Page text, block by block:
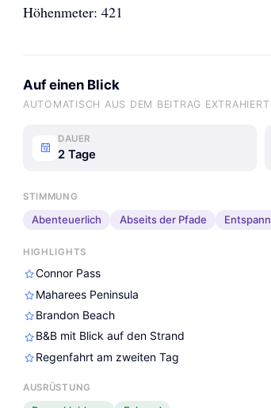
Höhenmeter: 421
Auf einen Blick
AUTOMATISCH AUS DEM BEITRAG EXTRAHIERT
DAUER
2 Tage
STIMMUNG
Abenteuerlich Abseits der Pfade
HIGHLIGHTS
Connor Pass
Maharees Peninsula
Brandon Beach
B&B mit Blick auf den Strand
Regenfahrt am zweiten Tag
AUSRÜSTUNG